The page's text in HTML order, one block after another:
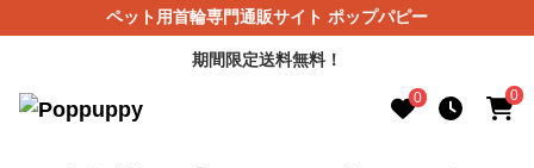
ペット用首輪専門通販サイト ポップパピー
期間限定送料無料！
0 0